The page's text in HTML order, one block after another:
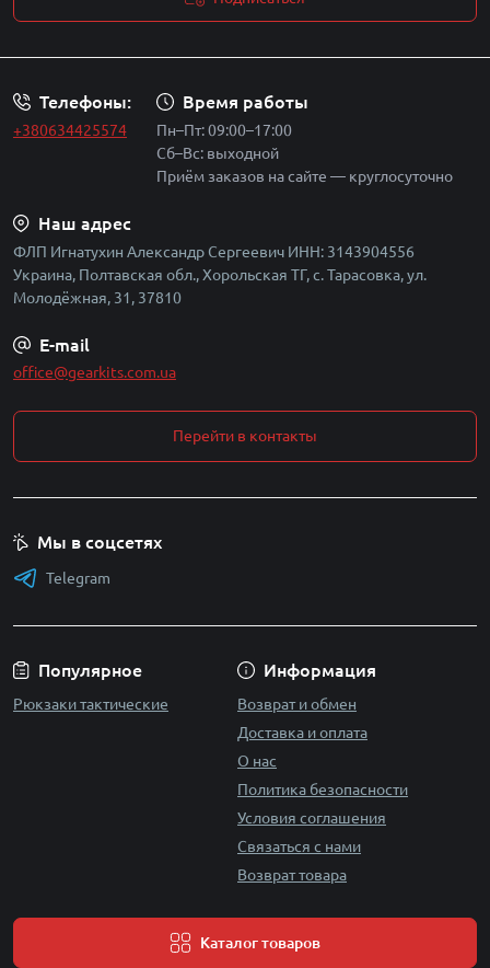
Телефоны:
+380634425574
Время работы
Пн–Пт: 09:00–17:00
Сб–Вс: выходной
Приём заказов на сайте — круглосуточно
Наш адрес
ФЛП Игнатухин Александр Сергеевич ИНН: 3143904556
Украина, Полтавская обл., Хорольская ТГ, с. Тарасовка, ул.
Молодёжная, 31, 37810
E-mail
office@gearkits.com.ua
Перейти в контакты
Популярное
Рюкзаки тактические
Информация
Возврат и обмен
Доставка и оплата
О нас
Политика безопасности
Условия соглашения
Связаться с нами
Возврат товара
Каталог товаров
Мы в соцсетях
Telegram